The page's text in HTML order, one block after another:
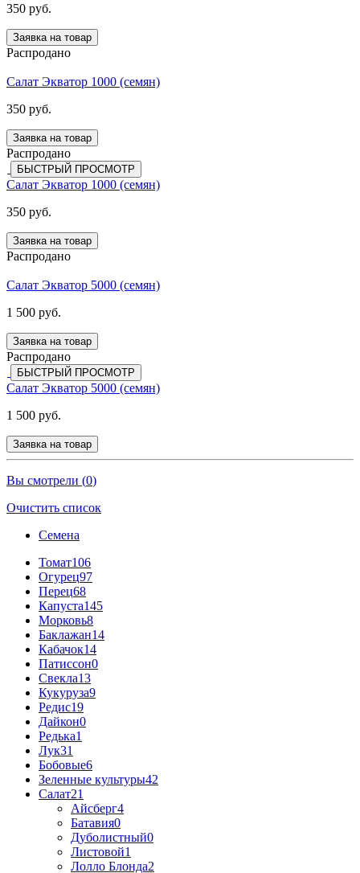
350 руб.
Заявка на товар
Распродано
Салат Экватор 1000 (семян)
350 руб.
Заявка на товар
Распродано
БЫСТРЫЙ ПРОСМОТР
Салат Экватор 1000 (семян)
350 руб.
Заявка на товар
Распродано
Салат Экватор 5000 (семян)
1 500 руб.
Заявка на товар
Распродано
БЫСТРЫЙ ПРОСМОТР
Салат Экватор 5000 (семян)
1 500 руб.
Заявка на товар
Вы смотрели (0)
Очистить список
Семена
Томат106
Огурец97
Перец68
Капуста145
Морковь8
Баклажан14
Кабачок14
Патиссон0
Свекла13
Кукуруза9
Редис19
Дайкон0
Редька1
Лук31
Бобовые6
Зеленные культуры42
Салат21
Айсберг4
Батавия0
Дуболистный0
Листовой1
Лолло Блонда2